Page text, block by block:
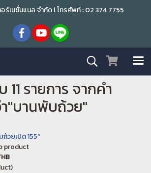
ร์เนชั่นแนล จำกัด l โทรศัพท์ : 02 374 7755
11 รายการ จากคำ
"บานพับถ้วย"
วยเปิด 155º
product